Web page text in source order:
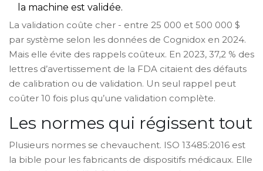
la machine est validée.
La validation coûte cher - entre 25 000 et 500 000 $
par système selon les données de Cognidox en 2024.
Mais elle évite des rappels coûteux. En 2023, 37,2 % des
lettres d’avertissement de la FDA citaient des défauts
de calibration ou de validation. Un seul rappel peut
coûter 10 fois plus qu’une validation complète.
Les normes qui régissent tout
Plusieurs normes se chevauchent. ISO 13485:2016 est
la bible pour les fabricants de dispositifs médicaux. Elle